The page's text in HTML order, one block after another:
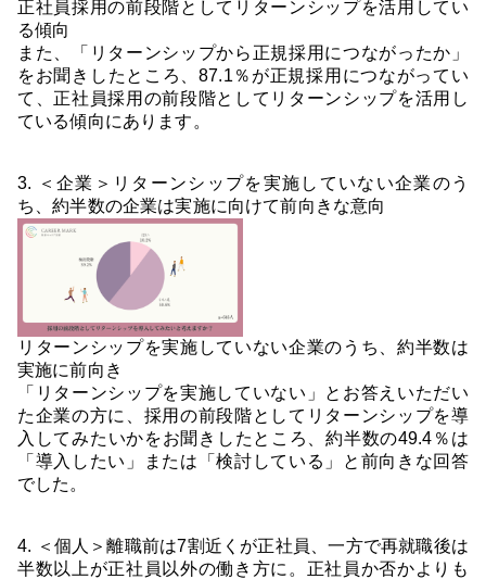
正社員採用の前段階としてリターンシップを活用してい
る傾向
また、「リターンシップから正規採用につながったか」
をお聞きしたところ、87.1％が正規採用につながってい
て、正社員採用の前段階としてリターンシップを活用し
ている傾向にあります。
3. ＜企業＞リターンシップを実施していない企業のう
ち、約半数の企業は実施に向けて前向きな意向
リターンシップを実施していない企業のうち、約半数は
実施に前向き
「リターンシップを実施していない」とお答えいただい
た企業の方に、採用の前段階としてリターンシップを導
入してみたいかをお聞きしたところ、約半数の49.4％は
「導入したい」または「検討している」と前向きな回答
でした。
4. ＜個人＞離職前は7割近くが正社員、一方で再就職後は
半数以上が正社員以外の働き方に。正社員か否かよりも